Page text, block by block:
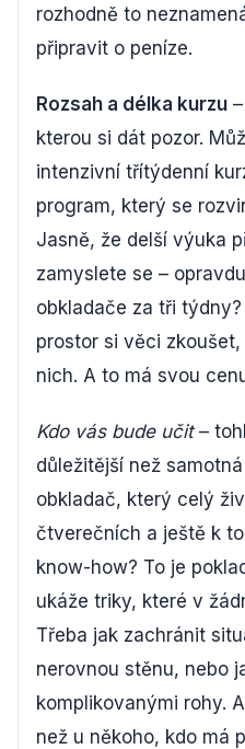
rozhodně to
připravit o peníze.
Rozsah a délka kurzu
kterou si dát pozor.
intenzivní třítýdenní
program, který se
Jasně, že delší výuka
zamyslete se –
obkladače za tři
prostor si věci
nich. A to má svou
Kdo vás bude učit–
důležitější než
obkladač, který celý
čtverečních a ještě k
know-how? To je
ukáže triky, které v
Třeba jak zachránit
nerovnou stěnu, nebo
komplikovanými rohy.
než u někoho, kdo má